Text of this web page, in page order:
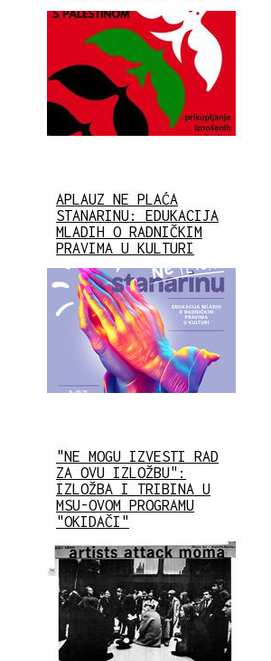
APLAUZ NE PLAĆA
STANARINU: EDUKACIJA
MLADIH O RADNIČKIM
PRAVIMA U KULTURI
"NE MOGU IZVESTI RAD
ZA OVU IZLOŽBU":
IZLOŽBA I TRIBINA U
MSU-OVOM PROGRAMU
"OKIDAČI"